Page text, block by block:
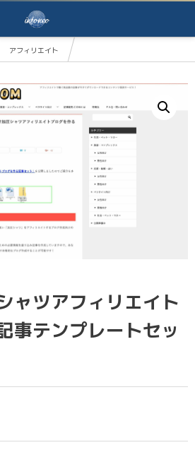
アフィリエイト
ャツアフィリエイト
事テンプレートセッ